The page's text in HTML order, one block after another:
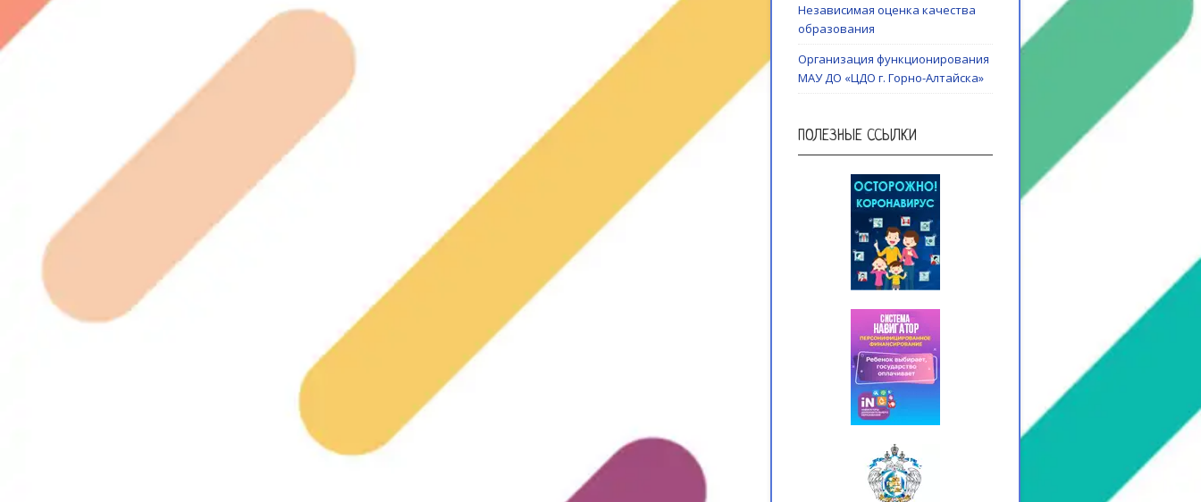
Независимая оценка качества
образования
Организация функционирования
МАУ ДО «ЦДО г. Горно-Алтайска»
ПОЛЕЗНЫЕ ССЫЛКИ